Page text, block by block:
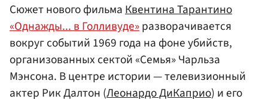
Сюжет нового фильмаКвентина Тарантино
«Однажды... в Голливуде»разворачивается
вокруг событий 1969 года на фоне убийств,
организованных сектой «Семья» Чарльза
Мэнсона. В центре истории — телевизионный
актер Рик Далтон (Леонардо ДиКаприо) и его